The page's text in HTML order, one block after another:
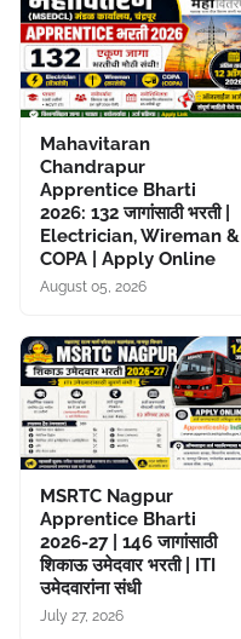
Mahavitaran
Chandrapur
Apprentice Bharti
2026: 132 जागांसाठी भरती |
Electrician, Wireman &
COPA | Apply Online
August 05, 2026
MSRTC Nagpur
Apprentice Bharti
2026-27 | 146 जागांसाठी
शिकाऊ उमेदवार भरती | ITI
उमेदवारांना संधी
July 27, 2026